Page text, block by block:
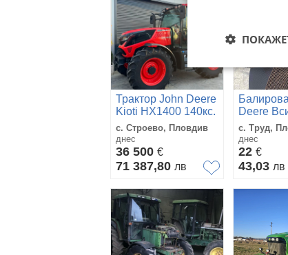
Трактор John Deere
Kioti HX1400 140кс.
2021
с. Строево, Пловдив
днес
36 500 €
71 387,80 лв
Deere
и модели
с. Труд,
днес
22 €
43,03 лв